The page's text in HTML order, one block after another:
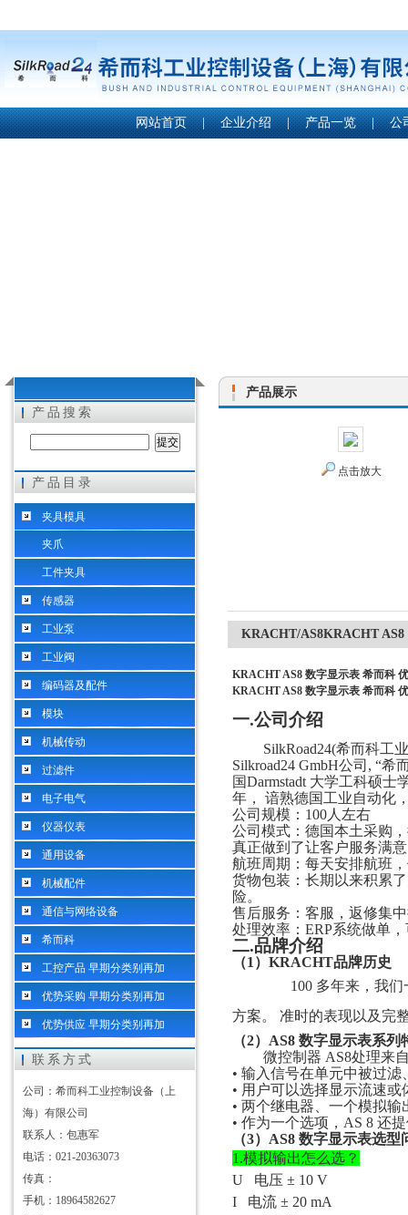
希而科工业控制设备（上海）有限公司
网站首页 | 企业介绍 | 产品一览 | 公
产品搜索
产品目录
夹具模具
夹爪
工件夹具
传感器
工业泵
工业阀
编码器及配件
模块
机械传动
过滤件
电子电气
仪器仪表
通用设备
机械配件
通信与网络设备
希而科
工控产品 早期分类别再加
优势采购 早期分类别再加
优势供应 早期分类别再加
联系方式
公司：希而科工业控制设备（上
海）有限公司
联系人：包惠军
电话：021-20363073
传真：
手机：18964582627
产品展示
点击放大
KRACHT/AS8KRACHT
KRACHT AS8 数字显示表 希而科
KRACHT AS8 数字显示表 希而科
一.公司介绍
SilkRoad24(希而科工
Silkroad24 GmbH公司, “
国Darmstadt 大学工科硕士
年， 谙熟德国工业自动化
公司规模： 100人左右
公司模式：德国本土采购
真正做到了让客户服务满
航班周期：每天安排航班
货物包装：长期以来积累
险。
售后服务：客服，返修集
处理效率： ERP系统做单
二.品牌介绍
（1） KRACHT品牌历史
100 多年来，我
方案。 准时的表现以及完
（2）AS8 数字显示表系列
微控制器 AS8处理来
• 输入信号在单元中被过
• 用户可以选择显示流速或
• 两个继电器、一个模拟
• 作为一个选项，AS 8 还
（3）AS8 数字显示表选型
1.模拟输出怎么选？
U
电压 ± 10 V
I
电流 ± 20 mA